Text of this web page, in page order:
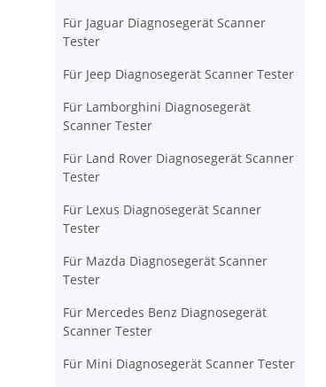
Für Jaguar Diagnosegerät Scanner
Tester
Für Jeep Diagnosegerät Scanner Tester
Für Lamborghini Diagnosegerät
Scanner Tester
Für Land Rover Diagnosegerät Scanner
Tester
Für Lexus Diagnosegerät Scanner
Tester
Für Mazda Diagnosegerät Scanner
Tester
Für Mercedes Benz Diagnosegerät
Scanner Tester
Für Mini Diagnosegerät Scanner Tester